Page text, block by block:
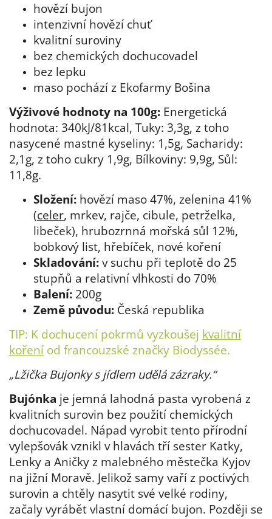
hovězí bujon
intenzivní hovězí chuť
kvalitní suroviny
bez chemických dochucovadel
bez lepku
maso pochází z Ekofarmy Bošina
Výživové hodnoty na 100g: Energetická
hodnota: 340kJ/81kcal, Tuky: 3,3g, z toho
nasycené mastné kyseliny: 1,5g, Sacharidy:
2,1g, z toho cukry 1,9g, Bílkoviny: 9,9g, Sůl:
11,8g.
Složení: hovězí maso 47%, zelenina 41%
(celer, mrkev, rajče, cibule, petrželka,
libeček), hrubozrnná mořská sůl 12%,
bobkový list, hřebíček, nové koření
Skladování: v suchu při teplotě do 25
stupňů a relativní vlhkosti do 70%
Balení: 200g
Země původu: Česká republika
TIP: K dochucení pokrmů vyzkoušej kvalitní
koření od francouzské značky Biodyssée.
„Lžička Bujonky s jídlem udělá zázraky.“
Bujónka je jemná lahodná pasta vyrobená z
kvalitních surovin bez použití chemických
dochucovadel. Nápad vyrobit tento přírodní
vylepšovák vznikl v hlavách tří sester Katky,
Lenky a Aničky z malebného městečka Kyjov
na jižní Moravě. Jelikož samy vaří z poctivých
surovin a chtěly nasytit své velké rodiny,
začaly vyrábět vlastní domácí bujon. Později se